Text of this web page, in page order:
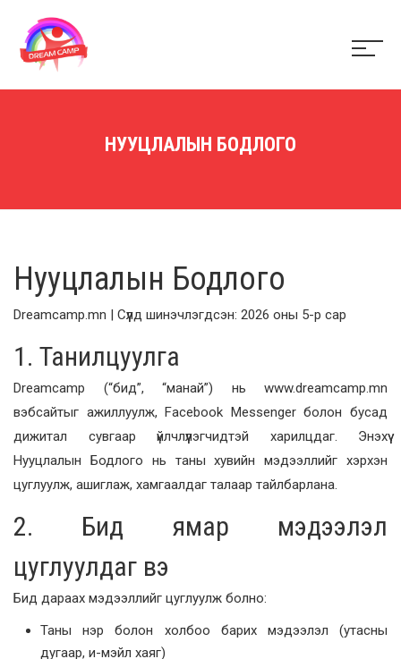
НУУЦЛАЛЫН БОДЛОГО
Нууцлалын Бодлого
Dreamcamp.mn | Сүүлд шинэчлэгдсэн: 2026 оны 5-р сар
1. Танилцуулга
Dreamcamp (“бид”, “манай”) нь www.dreamcamp.mn
вэбсайтыг ажиллуулж, Facebook Messenger болон бусад
дижитал сувгаар үйлчлүүлэгчидтэй харилцдаг. Энэхүү
Нууцлалын Бодлого нь таны хувийн мэдээллийг хэрхэн
цуглуулж, ашиглаж, хамгаалдаг талаар тайлбарлана.
2. Бид ямар мэдээлэл
цуглуулдаг вэ
Бид дараах мэдээллийг цуглуулж болно:
Таны нэр болон холбоо барих мэдээлэл (утасны
дугаар, и-мэйл хаяг)